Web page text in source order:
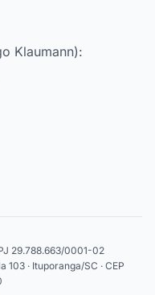
Klaumann):
29.788.663/0001-02
· Ituporanga/SC · CEP